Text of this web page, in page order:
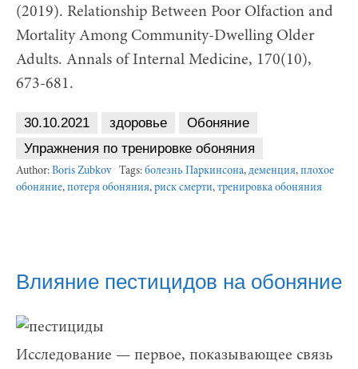
(2019). Relationship Between Poor Olfaction and
Mortality Among Community-Dwelling Older
Adults. Annals of Internal Medicine, 170(10),
673-681.
30.10.2021 здоровье
Обоняние
Упражнения по тренировке обоняния
Author: Boris Zubkov Tags: болезнь Паркинсона, деменция, плохое
обоняние, потеря обоняния, риск смерти, тренировка обоняния
Влияние пестицидов на обоняние
Исследование — первое, показывающее связь